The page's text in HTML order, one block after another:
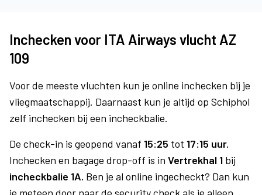
Inchecken voor ITA Airways vlucht AZ
109
Voor de meeste vluchten kun je online inchecken bij je
vliegmaatschappij. Daarnaast kun je altijd op Schiphol
zelf inchecken bij een incheckbalie.
De check-in is geopend vanaf 15:25 tot 17:15 uur.
Inchecken en bagage drop-off is in Vertrekhal 1 bij
incheckbalie 1A. Ben je al online ingecheckt? Dan kun